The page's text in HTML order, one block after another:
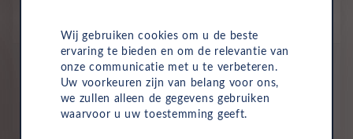
All-inclusive prijs
506
p/m. excl. btw o.b.v 60 mnd en 10,000 km/j
Wij gebruiken cookies om u de beste
ervaring te bieden en om de relevantie van
onze communicatie met u te verbeteren.
Uw voorkeuren zijn van belang voor ons,
we zullen alleen de gegevens gebruiken
waarvoor u uw toestemming geeft.